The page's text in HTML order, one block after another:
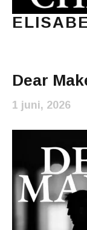
Dear
1 juni, 2026